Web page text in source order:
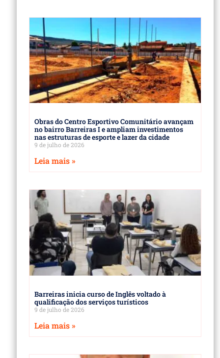
Obras do Centro Esportivo Comunitário avançam
no bairro Barreiras I e ampliam investimentos
nas estruturas de esporte e lazer da cidade
9 de julho de 2026
Leia mais »
Barreiras inicia curso de Inglês voltado à
qualificação dos serviços turísticos
9 de julho de 2026
Leia mais »